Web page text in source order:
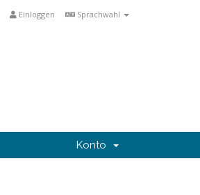
Sprachwahl
Einloggen
Konto